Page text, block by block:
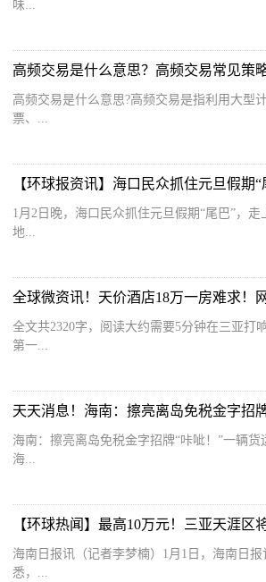
味...
高频交易是什么意思？高频交易常见策
高频交易是什么意思?高频交易是指利用大型
票、...
1月2日晚，海口民众抓住元旦假期“尾巴”，走
地...
全文共2320字，阅读大约需要5分钟在三亚打
第一...
天天消息！海南：擦亮离岛免税金字招
海南：擦亮离岛免税金字招牌“咔呲！”一辆
海...
海南日报讯（记者李梦楠）1月1日，海南日
悉，...